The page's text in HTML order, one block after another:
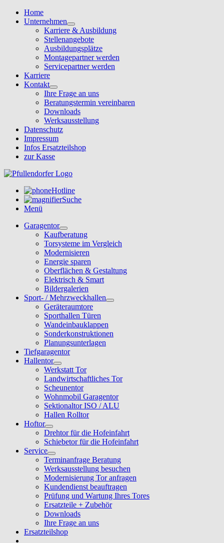
Home
Unternehmen
Karriere & Ausbildung
Stellenangebote
Ausbildungsplätze
Montagepartner werden
Servicepartner werden
Karriere
Kontakt
Ihre Frage an uns
Beratungstermin vereinbaren
Downloads
Werksausstellung
Datenschutz
Impressum
Infos Ersatzteilshop
zur Kasse
Hotline
Suche
Menü
Garagentor
Kaufberatung
Torsysteme im Vergleich
Modernisieren
Energie sparen
Oberflächen & Gestaltung
Elektrisch & Smart
Bildergalerien
Sport- / Mehrzweckhallen
Geräteraumtore
Sporthallen Türen
Wandeinbauklappen
Sonderkonstruktionen
Planungsunterlagen
Tiefgaragentor
Hallentor
Werkstatt Tor
Landwirtschaftliches Tor
Scheunentor
Wohnmobil Garagentor
Sektionaltor ISO / ALU
Hallen Rolltor
Hoftor
Drehtor für die Hofeinfahrt
Schiebetor für die Hofeinfahrt
Service
Terminanfrage Beratung
Werksausstellung besuchen
Modernisierung Tor anfragen
Kundendienst beauftragen
Prüfung und Wartung Ihres Tores
Ersatzteile + Zubehör
Downloads
Ihre Frage an uns
Ersatzteilshop